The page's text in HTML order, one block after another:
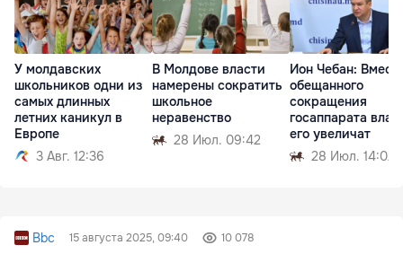
У молдавских
школьников одни из
самых длинных
летних каникул в
Европе
3 Авг. 12:36
В Молдове власти
намерены сократить
школьное
неравенство
28 Июл. 09:42
Ион Чебан:
обещанного
сокращения
госаппарата
его увеличат
28 Июл. 14:02
Bbc 15 августа 2025, 09:40 10 078